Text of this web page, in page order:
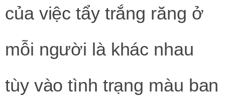
của việc tẩy trắng răng ở
mỗi người là khác nhau
tùy vào tình trạng màu ban